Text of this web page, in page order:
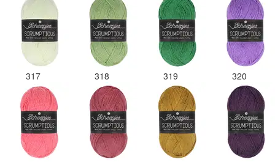
317 318 319 320